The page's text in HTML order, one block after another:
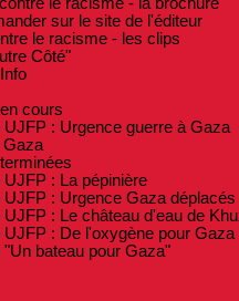
sur le site de l'éditeur
le racisme - les clips
Côté"
cours
UJFP : Urgence guerre à Gaza
Gaza
: La pépinière
UJFP : Urgence Gaza déplacés
: Le château d'eau de
UJFP : De l'oxygène pour Gaza
bateau pour Gaza"